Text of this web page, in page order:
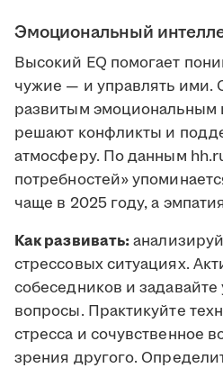
Эмоциональный
Высокий EQ помогает
чужие — и управлять ими.
развитым эмоциональным
решают конфликты и
атмосферу. По данным
потребностей»
чаще в 2025 году, а
Как развивать:
стрессовых ситуациях.
собеседников и
вопросы. Практикуйте
стресса и сочувственное
зрения другого.